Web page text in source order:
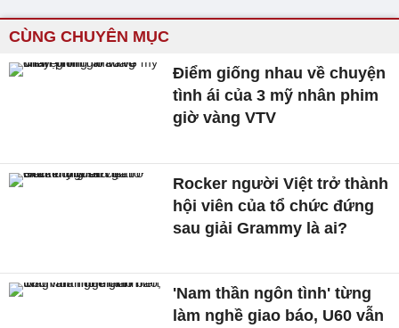
CÙNG CHUYÊN MỤC
Điểm giống nhau về chuyện
tình ái của 3 mỹ nhân phim
giờ vàng VTV
Rocker người Việt trở thành
hội viên của tổ chức đứng
sau giải Grammy là ai?
'Nam thần ngôn tình' từng
làm nghề giao báo, U60 vẫn